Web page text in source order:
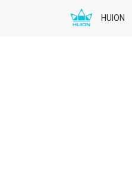
HUION